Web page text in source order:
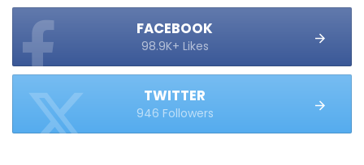
FACEBOOK
98.9K+ Likes
TWITTER
946 Followers